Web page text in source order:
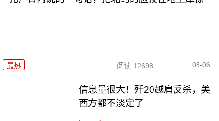
最热 阅读 12698 08-06
信息量很大！歼20越肩反杀，美
西方都不淡定了